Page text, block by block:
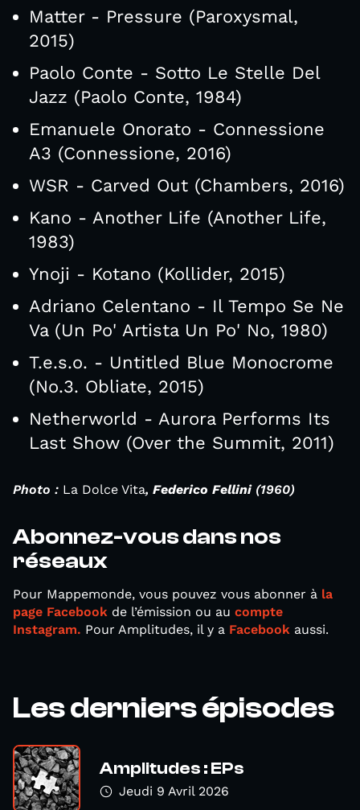
Matter - Pressure (Paroxysmal,
2015)
Paolo Conte - Sotto Le Stelle Del
Jazz (Paolo Conte, 1984)
Emanuele Onorato - Connessione
A3 (Connessione, 2016)
WSR - Carved Out (Chambers, 2016)
Kano - Another Life (Another Life,
1983)
Ynoji - Kotano (Kollider, 2015)
Adriano Celentano - Il Tempo Se Ne
Va (Un Po' Artista Un Po' No, 1980)
T.e.s.o. - Untitled Blue Monocrome
(No.3. Obliate, 2015)
Netherworld - Aurora Performs Its
Last Show (Over the Summit, 2011)
Photo : La Dolce Vita, Federico Fellini(1960)
Abonnez-vous dans nos
réseaux
Pour Mappemonde, vous pouvez vous abonner à la
page Facebook de l’émission ou au compte
Instagram. Pour Amplitudes, il y a Facebook aussi.
Les derniers épisodes
Amplitudes : EPs
Jeudi 9 Avril 2026